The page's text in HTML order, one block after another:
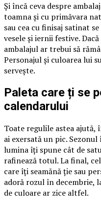
Și încă ceva despre
toamna și cu primăvara
sau cea cu finisaj satinat
vesele și iernii festive.
ambalajul ar trebui să
Personajul și culoarea lui
servește.
Paleta care ți se
calendarului
Toate regulile astea ajută,
ai exersată un pic.
lumina îți spune cât de
rafinează totul. La final,
care îți seamănă ție sau
adoră rozul în decembrie,
de culoare ar zice altfel.